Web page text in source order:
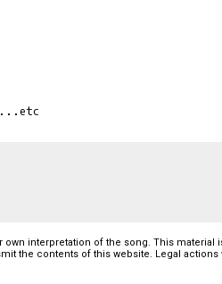
interpretation of the song. This material
the contents of this website. Legal